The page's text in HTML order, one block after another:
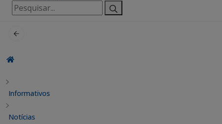
Pesquisar
por:
Informativos
Notícias